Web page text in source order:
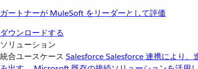
ガートナーが MuleSoft をリーダーとして評価
ダウンロードする
ソリューション
統合ユースケース SalesforceSalesforce 連携により、